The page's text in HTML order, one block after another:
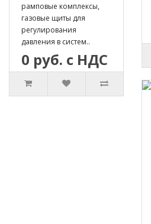
рамповые комплексы,
газовые щиты для
регулирования
давления в систем..
0 руб. с НДС